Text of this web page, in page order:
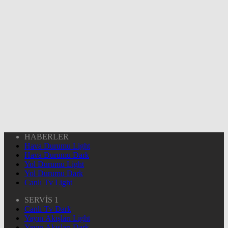
HABERLER
Hava Durumu Light
Hava Durumu Dark
Yol Durumu Light
Yol Durumu Dark
Canlı Tv Light
SERVİS 1
Canlı Tv Dark
Yayın Akışları Light